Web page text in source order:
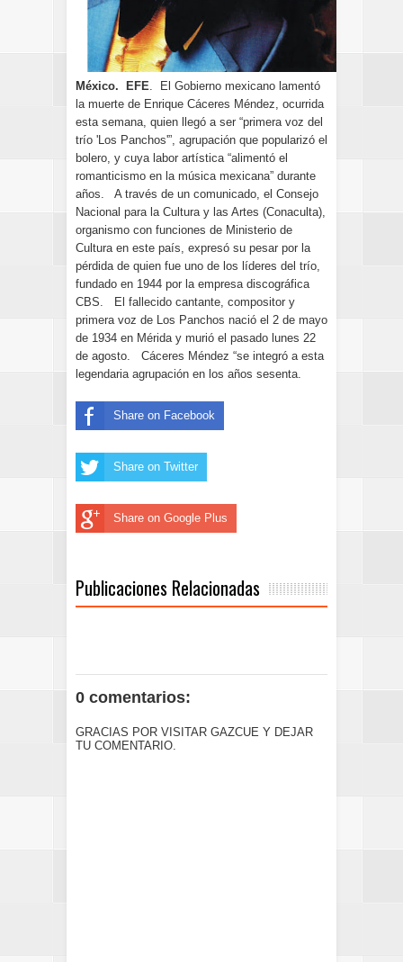
México. EFE. El Gobierno mexicano lamentó
la muerte de Enrique Cáceres Méndez, ocurrida
esta semana, quien llegó a ser “primera voz del
trío 'Los Panchos'”, agrupación que popularizó el
bolero, y cuya labor artística “alimentó el
romanticismo en la música mexicana” durante
años. A través de un comunicado, el Consejo
Nacional para la Cultura y las Artes (Conaculta),
organismo con funciones de Ministerio de
Cultura en este país, expresó su pesar por la
pérdida de quien fue uno de los líderes del trío,
fundado en 1944 por la empresa discográfica
CBS. El fallecido cantante, compositor y
primera voz de Los Panchos nació el 2 de mayo
de 1934 en Mérida y murió el pasado lunes 22
de agosto. Cáceres Méndez “se integró a esta
legendaria agrupación en los años sesenta.
Share on Facebook
Share on Twitter
Share on Google Plus
Publicaciones Relacionadas
0 comentarios:
GRACIAS POR VISITAR GAZCUE Y DEJAR
TU COMENTARIO.